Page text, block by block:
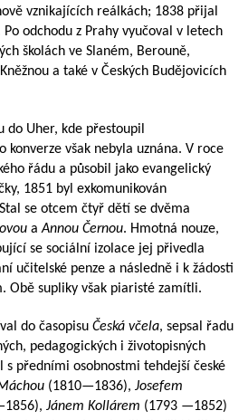
vznikajících reálkách; 1838 přijal
Po odchodu z Prahy vyučoval v letech
školách ve Slaném, Berouně,
a také v Českých Budějovicích
do Uher, kde přestoupil
konverze však nebyla uznána. V roce
řádu a působil jako evangelický
1851 byl exkomunikován
se otcem čtyř dětí se dvěma
aAnnou Černou. Hmotná nouze,
se sociální izolace jej přivedla
učitelské penze a následně i k žádosti
Obě supliky však piaristé zamítli.
do časopisu Česká včela, sepsal řadu
pedagogických i životopisných
s předními osobnostmi tehdejší české
(1810—1836), Josefem
), Jánem Kollárem (1793 —1852)